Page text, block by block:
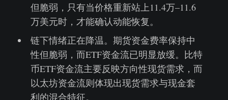
但脆弱，只有当价格重新站上11.4万–11.6
万美元时，才能确认动能恢复。
链下情绪正在降温。期货资金费率保持中
性但脆弱，而ETF资金流已明显放缓。比特
币ETF资金流主要反映方向性现货需求，而
以太坊资金流则体现出现货需求与现金套
利的混合特征。